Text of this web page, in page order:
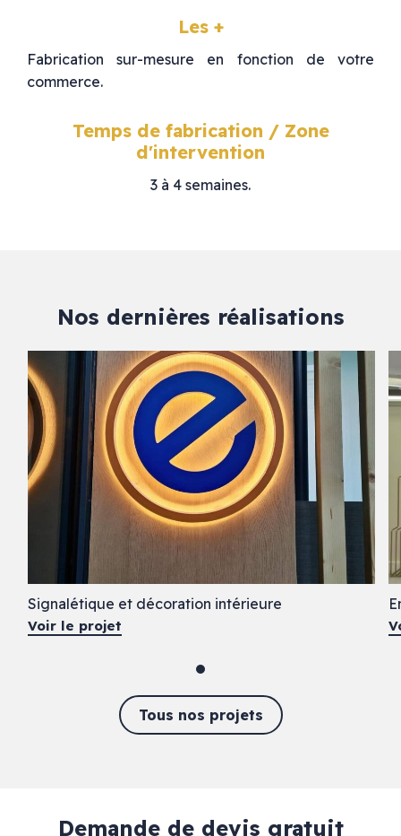
Les +
Fabrication sur-mesure en fonction de votre
commerce.
Temps de fabrication / Zone
d'intervention
3 à 4 semaines.
Nos dernières réalisations
Signalétique et décoration intérieure
Voir le projet
Tous nos projets
Demande de devis gratuit